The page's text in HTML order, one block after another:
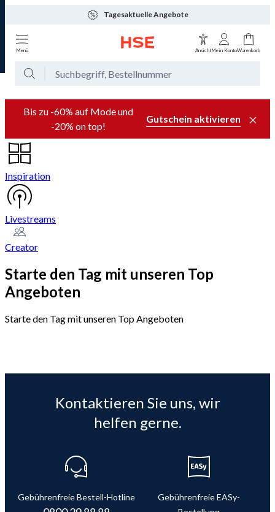
Tagesaktuelle Angebote
Menü AnsichtMein KontoWarenkorb
Bis zu -60% auf Mode und
-20% on top!
Gutschein aktivieren
Inspiration
Livestreams
Creator
Starte den Tag mit unseren Top
Angeboten
Starte den Tag mit unseren Top Angeboten
Kontaktieren Sie uns, wir
helfen gerne.
Gebührenfreie Bestell-Hotline
Gebührenfreie EASy-